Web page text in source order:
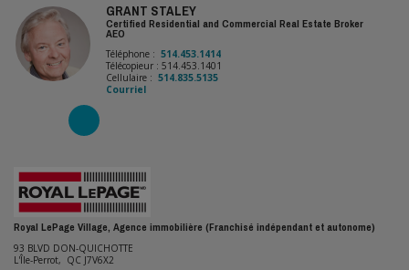
GRANT STALEY
Certified Residential and Commercial Real Estate Broker
AEO
Téléphone : 514.453.1414
Télécopieur : 514.453.1401
Cellulaire : 514.835.5135
Courriel
Royal LePage Village, Agence immobilière (Franchisé indépendant et autonome)
93 BLVD DON-QUICHOTTE
L'Île-Perrot, QC J7V6X2